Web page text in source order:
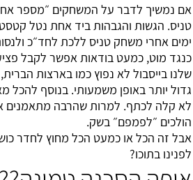
אם נמשיך לדבר על המשחקים ״מספר
טניס. הגשות והגבהות ביד אחת נטל
ימים אחרי משחק טניס ללכת לחד״כ
כנגד מוט, כמעט בודאות אפשר לקבל
שלנו בייסבול לא נפוץ כמו בארצות
גדול יותר באופן משמעותי. בנוסף
לא קלה לכתף. למרות שהרבה מתאמנים
הולכים ״לפמפם״ בשק.
אבל זה הכל או כמעט הכל מחוץ לחדר
לפנינו בתוכו?